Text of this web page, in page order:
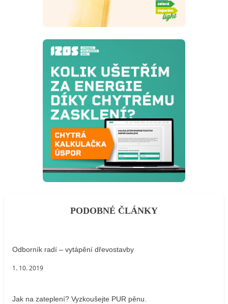
PODOBNÉ ČLÁNKY
Odborník radí – vytápění dřevostavby
1. 10. 2019
Jak na zateplení? Vyzkoušejte PUR pěnu.